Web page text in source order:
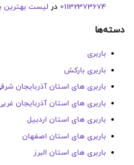
01132373674 درلیست بهترین
دسته‌ها
باربری
باربری بارکش
باربری های استان آذربایجان
باربری های استان آذربایجان
باربری های استان اردبیل
باربری های استان اصفهان
باربری های استان البرز